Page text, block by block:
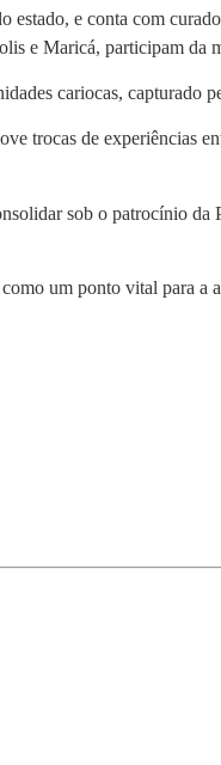
estado, e conta com
e Maricá, participam da
cariocas,
trocas de experiências
sob o patrocínio da
um ponto vital para a